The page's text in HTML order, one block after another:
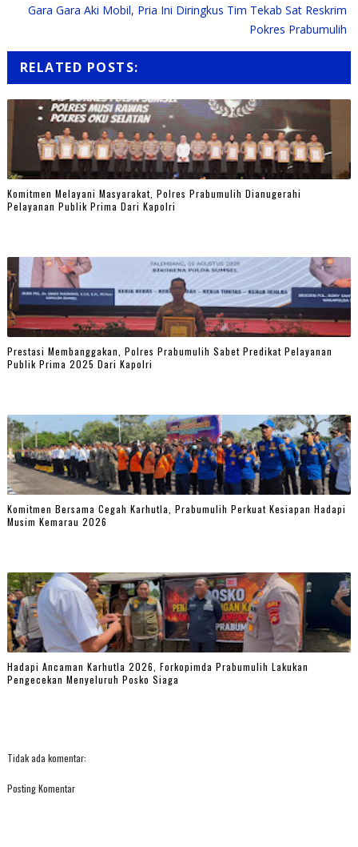
Gara Gara Aki Mobil, Pria Ini Diringkus Tim Tekab Sat Reskrim
Pokres Prabumulih
RELATED POSTS:
Komitmen Melayani Masyarakat, Polres Prabumulih Dianugerahi
Pelayanan Publik Prima Dari Kapolri
Prestasi Membanggakan, Polres Prabumulih Sabet Predikat Pelayanan
Publik Prima 2025 Dari Kapolri
Komitmen Bersama Cegah Karhutla, Prabumulih Perkuat Kesiapan Hadapi
Musim Kemarau 2026
Hadapi Ancaman Karhutla 2026, Forkopimda Prabumulih Lakukan
Pengecekan Menyeluruh Posko Siaga
Tidak ada komentar:
Posting Komentar